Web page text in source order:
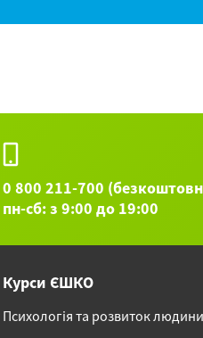
0 800 211-700
пн-сб: з 9:00 до 19:00
Курси ЄШКО
Психологія та розвиток людини